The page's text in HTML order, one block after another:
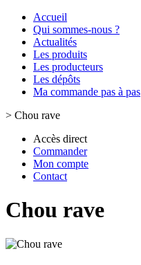
Accueil
Qui sommes-nous ?
Actualités
Les produits
Les producteurs
Les dépôts
Ma commande pas à pas
> Chou rave
Accès direct
Commander
Mon compte
Contact
Chou rave